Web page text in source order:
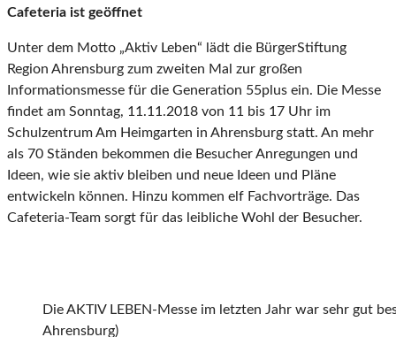
Cafeteria ist geöffnet
Unter dem Motto „Aktiv Leben“ lädt die BürgerStiftung
Region Ahrensburg zum zweiten Mal zur großen
Informationsmesse für die Generation 55plus ein. Die Messe
findet am Sonntag, 11.11.2018 von 11 bis 17 Uhr im
Schulzentrum Am Heimgarten in Ahrensburg statt. An mehr
als 70 Ständen bekommen die Besucher Anregungen und
Ideen, wie sie aktiv bleiben und neue Ideen und Pläne
entwickeln können. Hinzu kommen elf Fachvorträge. Das
Cafeteria-Team sorgt für das leibliche Wohl der Besucher.
Die AKTIV LEBEN-Messe im letzten Jahr war sehr gut
Ahrensburg)